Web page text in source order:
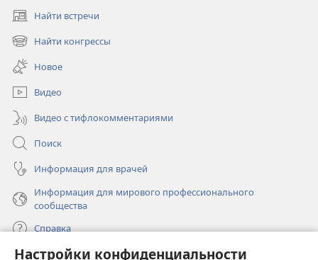
Настройки конфиденциальности
Найти встречи
(открывается
в
новом
окне)
Найти конгрессы
(открывается
новом
окне)
Новое
Видео
Видео с тифлокомментариями
Поиск
Информация для врачей
Информация для мирового профессионального
сообщества
Справка